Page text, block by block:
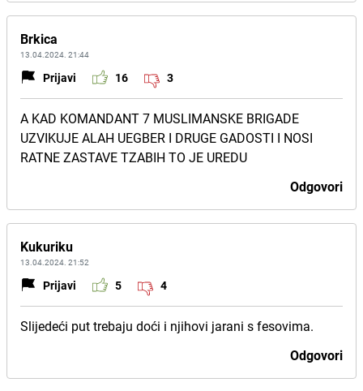
Brkica
13.04.2024. 21:44
Prijavi 16 3
A KAD KOMANDANT 7 MUSLIMANSKE BRIGADE
UZVIKUJE ALAH UEGBER I DRUGE GADOSTI I NOSI
RATNE ZASTAVE TZABIH TO JE UREDU
Odgovori
Kukuriku
13.04.2024. 21:52
Prijavi 5 4
Slijedeći put trebaju doći i njihovi jarani s fesovima.
Odgovori